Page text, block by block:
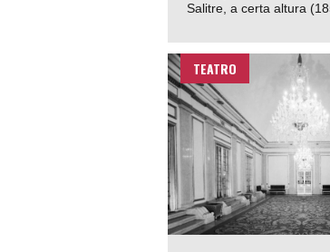
Salitre, a certa altura
TEATRO